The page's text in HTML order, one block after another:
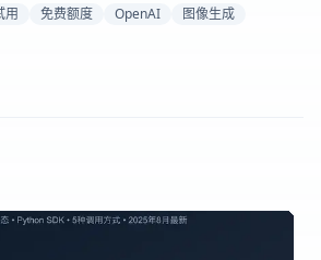
用 免费额度 OpenAI
图像生成